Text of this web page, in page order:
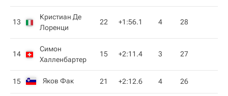
13
Кристиан Де
Лоренци
22 +1:56.1 4 28
14
Симон
Халленбартер
15 +2:11.4 3 27
15 Яков Фак 21 +2:12.6 4 26